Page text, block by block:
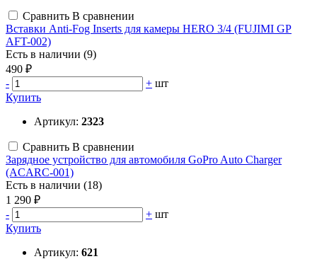
Сравнить В сравнении
Вставки Anti-Fog Inserts для камеры HERO 3/4 (FUJIMI GP
AFT-002)
Есть в наличии (9)
490 ₽
-
+ шт
Купить
Артикул: 2323
Сравнить В сравнении
Зарядное устройство для автомобиля GoPro Auto Charger
(ACARC-001)
Есть в наличии (18)
1 290 ₽
-
+ шт
Купить
Артикул: 621